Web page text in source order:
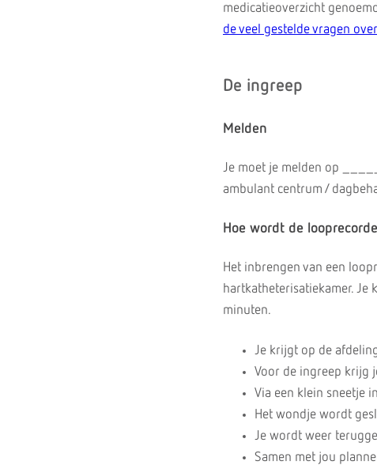
medicatieoverzicht
de veel gestelde vragen
De ingreep
Melden
Je moet je melden op
ambulant centrum /
Hoe wordt de
Het inbrengen van een
hartkatheterisatiekamer.
minuten.
Je krijgt op de
Voor de ingreep krijg
Via een klein sneetje
Het wondje wordt
Je wordt weer
Samen met jou